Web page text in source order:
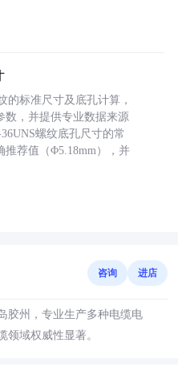
的标准尺寸及底孔计算，
数，并提供专业数据来源
螺纹底孔尺寸的常
推荐值（Φ5.18mm），并
咨询 进店
胶州，专业生产多种电缆电
领域权威性显著。